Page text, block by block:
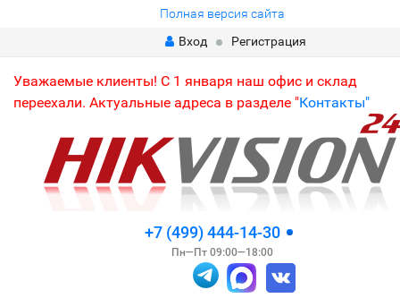
Полная версия сайта
Вход
Регистрация
Уважаемые клиенты! С 1 января наш офис и склад
переехали. Актуальные адреса в разделе "Контакты"
+7 (499) 444-14-30
Пн—Пт 09:00—18:00